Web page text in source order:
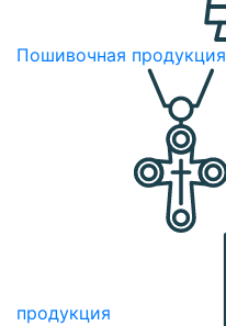
Пошивочная продукция
продукция